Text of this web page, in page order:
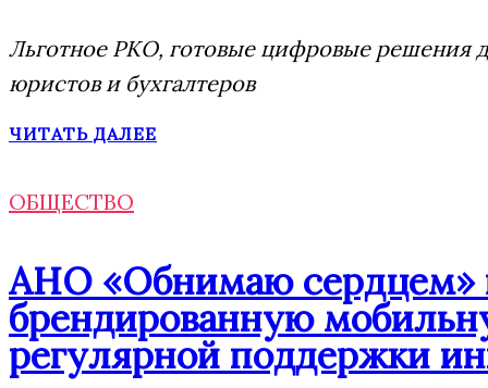
Льготное РКО, готовые цифровые решения
юристов и бухгалтеров
ЧИТАТЬ ДАЛЕЕ
ОБЩЕСТВО
АНО «Обнимаю сердцем»
брендированную
регулярной поддержки